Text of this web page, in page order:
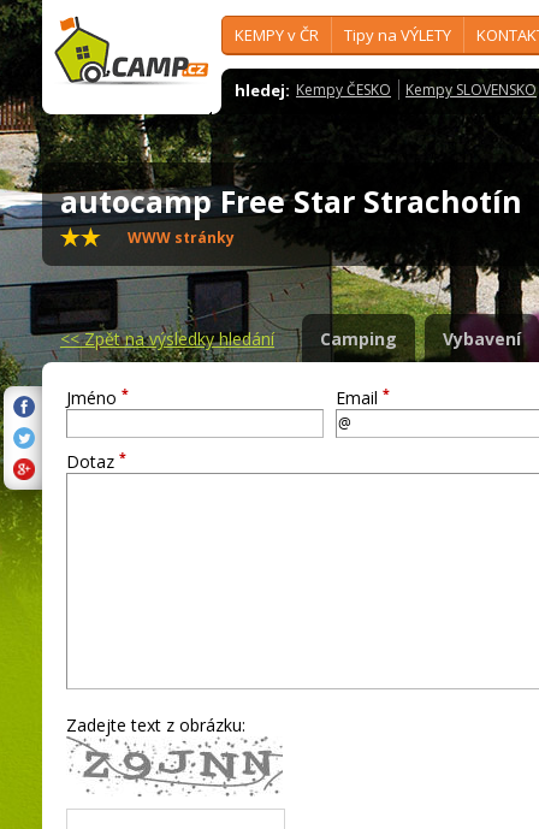
KEMPY v ČR Tipy na VÝLETY
hledej: Kempy ČESKO Kempy SLOVENSKO
autocamp Free Star Strachotín
WWW stránky
<<Zpět na výsledky hledání Camping Vybavení
Jméno * Email *
Dotaz *
Zadejte text z obrázku: